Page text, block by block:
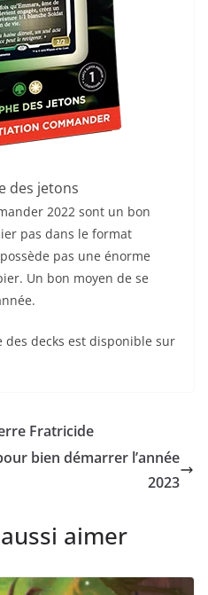
des jetons
2022 sont un bon
pas dans le format
pas une énorme
Un bon moyen de se
decks est disponible sur
Fratricide
bien démarrer l’année
2023
aimer